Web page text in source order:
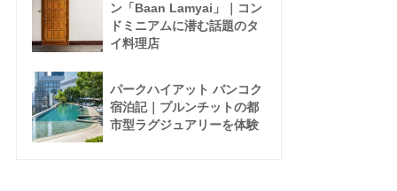
ン「Baan Lamyai」｜コン
ドミニアムに潜む話題のタ
イ料理店
パークハイアット バンコク
宿泊記｜プルンチットの都
市型ラグジュアリーを体験